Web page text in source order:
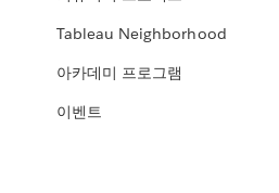
Tableau Neighborhood
아카데미 프로그램
이벤트